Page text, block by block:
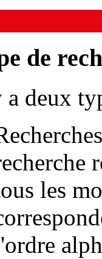
de
deux
les